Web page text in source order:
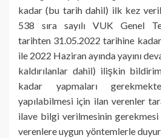
kadar (bu tarih dahil) ilk kez
538 sıra sayılı VUK Genel
tarihten 31.05.2022 tarihine kadar
ile 2022 Haziran ayında yayını
kaldırılanlar dahil) ilişkin
kadar yapmaları
yapılabilmesi için ilan verenler
ilave bilgi verilmesinin
verenlere uygun yöntemlerle